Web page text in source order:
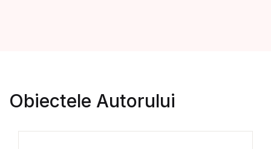
Obiectele Autorului